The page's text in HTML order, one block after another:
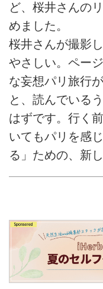
ど、桜井さんの
めました。
桜井さんが撮影
やさしい。ペー
な妄想パリ旅行
と、読んでいる
はずです。行く
いてもパリを感
る」ための、新